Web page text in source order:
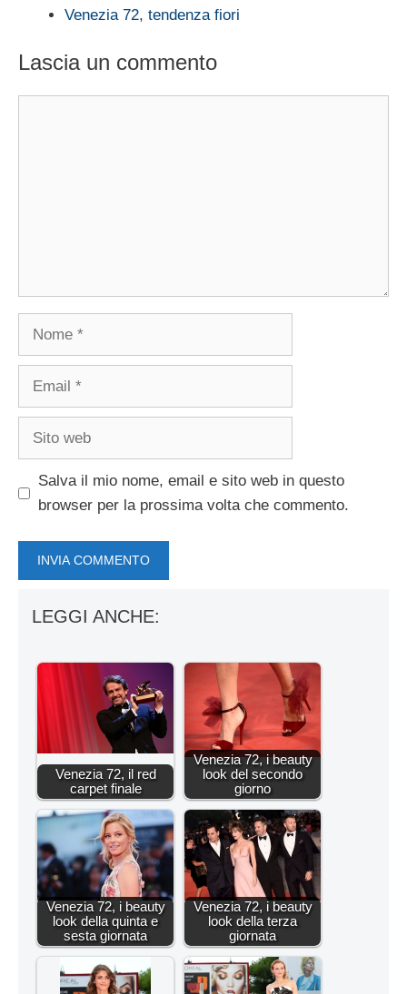
Venezia 72, tendenza fiori
Lascia un commento
Nome
Email
Sito
Salva il mio nome, email e sito web in questo
browser per la prossima volta che commento.
LEGGI ANCHE:
Venezia 72, il red
carpet finale
Venezia 72, i beauty
look del secondo
giorno
Venezia 72, i beauty
look della quinta e
sesta giornata
Venezia 72, i beauty
look della terza
giornata